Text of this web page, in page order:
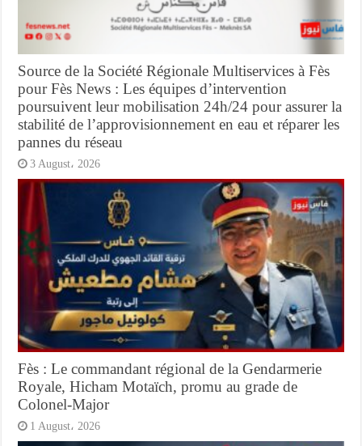
Source de la Société Régionale Multiservices à Fès
pour Fès News : Les équipes d’intervention
poursuivent leur mobilisation 24h/24 pour assurer la
stabilité de l’approvisionnement en eau et réparer les
pannes du réseau
3 August، 2026
Fès : Le commandant régional de la Gendarmerie
Royale, Hicham Motaïch, promu au grade de
Colonel-Major
1 August، 2026